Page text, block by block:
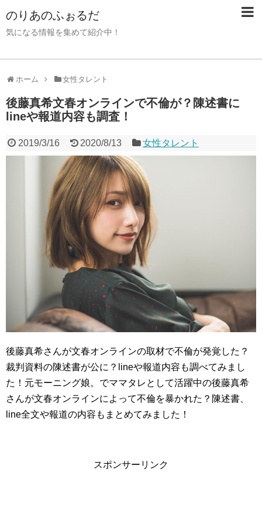
のりあのふぉるだ
気になる情報を集めて紹介中！
ホーム 女性タレント
後藤真希文春オンラインで不倫が？陳述書に
lineや報道内容も調査！
2019/3/16 2020/8/13 女性タレント
後藤真希さんが文春オンラインの取材で不倫が発覚した？
裁判資料の陳述書が公に？lineや報道内容も調べてみまし
た！元モーニング娘。でママタレとして活躍中の後藤真希
さんが文春オンラインによって不倫を暴かれた？陳述書、
line全文や報道の内容もまとめてみました！
スポンサーリンク